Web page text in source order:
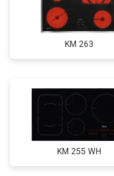
KM 263
KM 255 WH